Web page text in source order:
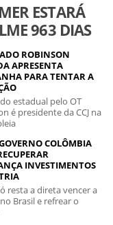
ESTARÁ
963 DIAS
ROBINSON
APRESENTA
PARA TENTAR A
estadual pelo OT
é presidente da CCJ na
COLÔMBIA
INVESTIMENTOS
resta a direta vencer a
Brasil e refrear o